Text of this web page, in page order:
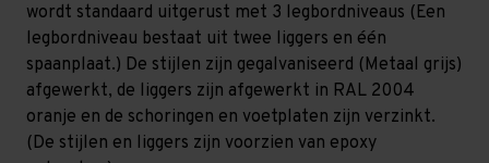
wordt standaard uitgerust met 3 legbordniveaus (Een
legbordniveau bestaat uit twee liggers en één
spaanplaat.) De stijlen zijn gegalvaniseerd (Metaal grijs)
afgewerkt, de liggers zijn afgewerkt in RAL 2004
oranje en de schoringen en voetplaten zijn verzinkt.
(De stijlen en liggers zijn voorzien van epoxy